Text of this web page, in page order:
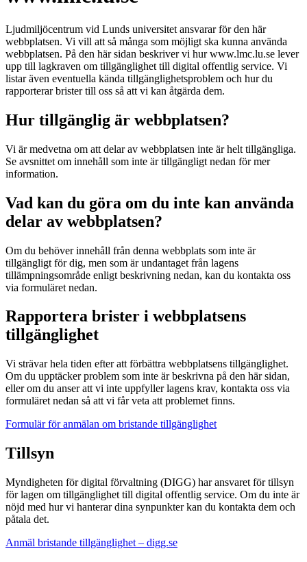
Ljudmiljöcentrum vid Lunds universitet ansvarar för den här
webbplatsen. Vi vill att så många som möjligt ska kunna använda
webbplatsen. På den här sidan beskriver vi hur www.lmc.lu.se lever
upp till lagkraven om tillgänglighet till digital offentlig service. Vi
listar även eventuella kända tillgänglighetsproblem och hur du
rapporterar brister till oss så att vi kan åtgärda dem.
Hur tillgänglig är webbplatsen?
Vi är medvetna om att delar av webbplatsen inte är helt tillgängliga.
Se avsnittet om innehåll som inte är tillgängligt nedan för mer
information.
Vad kan du göra om du inte kan använda
delar av webbplatsen?
Om du behöver innehåll från denna webbplats som inte är
tillgängligt för dig, men som är undantaget från lagens
tillämpningsområde enligt beskrivning nedan, kan du kontakta oss
via formuläret nedan.
Rapportera brister i webbplatsens
tillgänglighet
Vi strävar hela tiden efter att förbättra webbplatsens tillgänglighet.
Om du upptäcker problem som inte är beskrivna på den här sidan,
eller om du anser att vi inte uppfyller lagens krav, kontakta oss via
formuläret nedan så att vi får veta att problemet finns.
Formulär för anmälan om bristande tillgänglighet
Tillsyn
Myndigheten för digital förvaltning (DIGG) har ansvaret för tillsyn
för lagen om tillgänglighet till digital offentlig service. Om du inte är
nöjd med hur vi hanterar dina synpunkter kan du kontakta dem och
påtala det.
Anmäl bristande tillgänglighet – digg.se